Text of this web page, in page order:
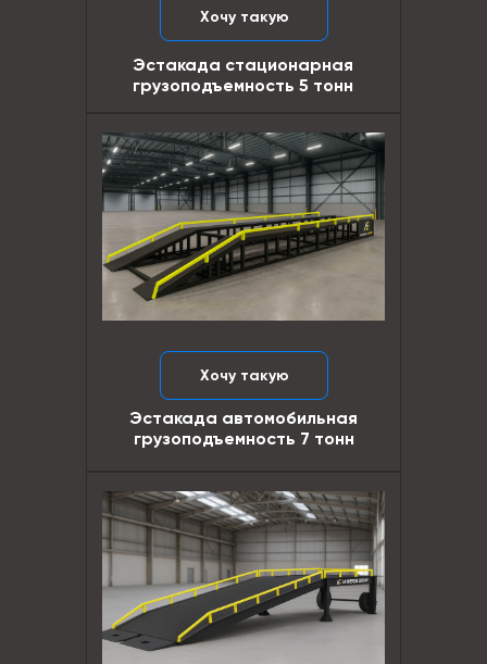
Хочу такую
Эстакада автомобильная
грузоподъемность 7 тонн
Хочу такую
Эстакада стационарная
грузоподъемность 5 тонн